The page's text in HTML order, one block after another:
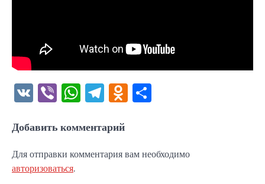
VK ViberWhatsApp
Telegram
Odnoklassniki
Добавить комментарий
Для отправки комментария вам необходимо
авторизоваться.